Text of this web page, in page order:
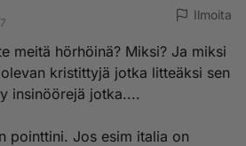
Ilmoita
meitä hörhöinä? Miksi? Ja miksi
kristittyjä jotka litteäksi sen
insinöörejä jotka....
pointtini. Jos esim italia on